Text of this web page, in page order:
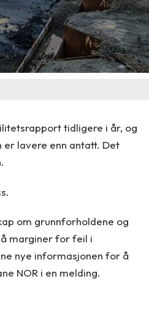
tidligere i år, og
er lavere enn antatt. Det
om grunnforholdene og
marginer for feil i
nye informasjonen for å
NOR i en melding.